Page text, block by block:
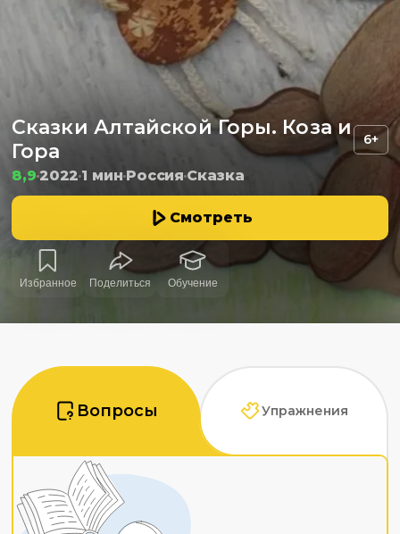
Сказки Алтайской Горы. Коза и
Гора
6+
8,920221 мин РоссияСказка
Смотреть
Избранное Поделиться Обучение
Вопросы Упражнения